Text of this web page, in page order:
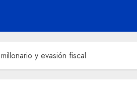
y evasión fiscal